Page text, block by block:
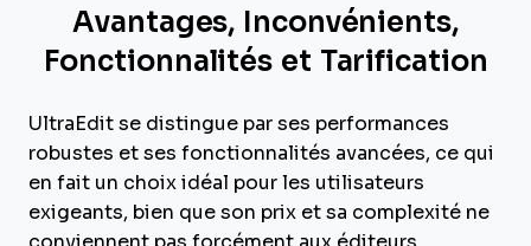
Avantages, Inconvénients,
Fonctionnalités et Tarification
UltraEdit se distingue par ses performances
robustes et ses fonctionnalités avancées, ce qui
en fait un choix idéal pour les utilisateurs
exigeants, bien que son prix et sa complexité ne
conviennent pas forcément aux éditeurs